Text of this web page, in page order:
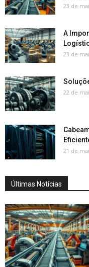
23 de
A
23 de
22 de
21 de
Últimas Notícias